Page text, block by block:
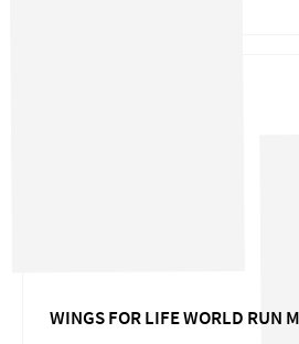
WINGS FOR LIFE WORLD RUN